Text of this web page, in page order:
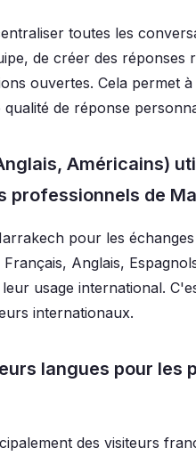
toutes les
de créer des réponses
ouvertes. Cela permet
de réponse
Américains)
professionnels de
pour les
Anglais,
usage international.
internationaux.
langues pour les
des visiteurs